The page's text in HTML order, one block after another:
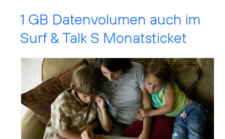
1 GB Datenvolumen auch im
Surf & Talk S Monatsticket